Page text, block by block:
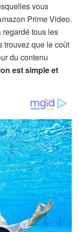
vous
Prime Video.
regardé tous les
trouvez que le coût
du contenu
est simple et